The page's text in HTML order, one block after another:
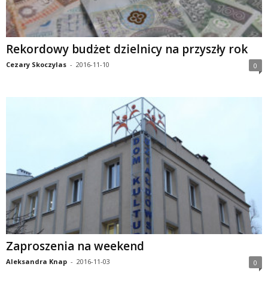
Rekordowy budżet dzielnicy na przyszły rok
Cezary Skoczylas - 2016-11-10 0
Zaproszenia na weekend
Aleksandra Knap - 2016-11-03 0